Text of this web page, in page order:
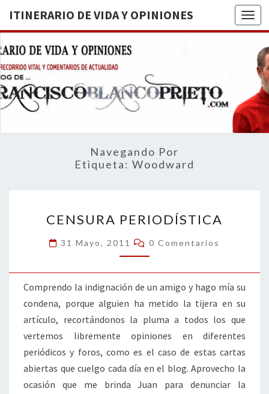
ITINERARIO DE VIDA Y OPINIONES
DE
BREVE
RECORRIDO
VITAL Y
ACTUALIDAD
Navegando Por
Etiqueta: Woodward
PERIODÍSTICA
CENSURA PERIODÍSTICA
31 Mayo, 2011 Comentarios
0 Comentarios
Comprendo la indignación de un amigo y hago mía su
condena, porque alguien ha metido la tijera en su
artículo, recortándonos la pluma a todos los que
vertemos libremente opiniones en diferentes
periódicos y foros, como es el caso de estas cartas
abiertas que cuelgo cada día en el blog. Aprovecho la
ocasión que me brinda Juan para denunciar la